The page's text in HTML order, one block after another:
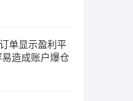
单显示盈利平
造成账户爆仓